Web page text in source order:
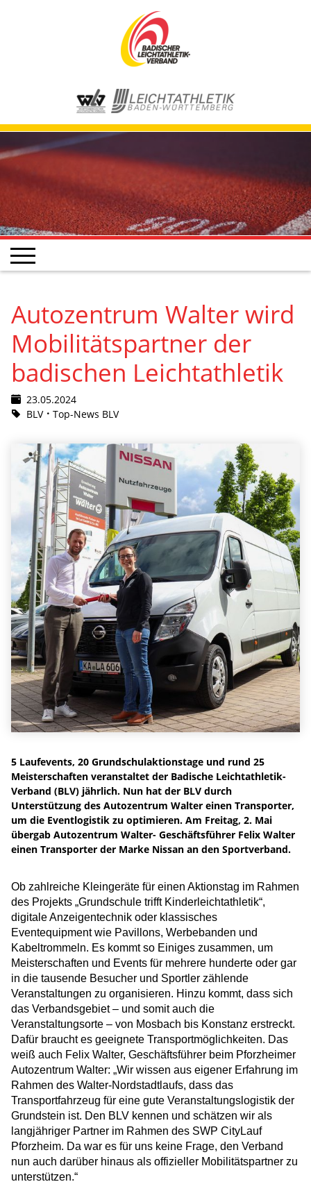
Autozentrum Walter wird
Mobilitätspartner der
badischen Leichtathletik
23.05.2024
BLV
Top-News BLV
5 Laufevents, 20 Grundschulaktionstage und rund 25
Meisterschaften veranstaltet der Badische Leichtathletik-
Verband (BLV) jährlich. Nun hat der BLV durch
Unterstützung des Autozentrum Walter einen Transporter,
um die Eventlogistik zu optimieren. Am Freitag, 2. Mai
übergab Autozentrum Walter- Geschäftsführer Felix Walter
einen Transporter der Marke Nissan an den Sportverband.
Ob zahlreiche Kleingeräte für einen Aktionstag im Rahmen
des Projekts „Grundschule trifft Kinderleichtathletik“,
digitale Anzeigentechnik oder klassisches
Eventequipment wie Pavillons, Werbebanden und
Kabeltrommeln. Es kommt so Einiges zusammen, um
Meisterschaften und Events für mehrere hunderte oder gar
in die tausende Besucher und Sportler zählende
Veranstaltungen zu organisieren. Hinzu kommt, dass sich
das Verbandsgebiet – und somit auch die
Veranstaltungsorte – von Mosbach bis Konstanz erstreckt.
Dafür braucht es geeignete Transportmöglichkeiten. Das
weiß auch Felix Walter, Geschäftsführer beim Pforzheimer
Autozentrum Walter: „Wir wissen aus eigener Erfahrung im
Rahmen des Walter-Nordstadtlaufs, dass das
Transportfahrzeug für eine gute Veranstaltungslogistik der
Grundstein ist. Den BLV kennen und schätzen wir als
langjähriger Partner im Rahmen des SWP CityLauf
Pforzheim. Da war es für uns keine Frage, den Verband
nun auch darüber hinaus als offizieller Mobilitätspartner zu
unterstützen.“